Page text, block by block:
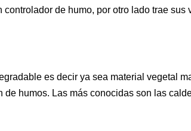
de humo, por otro lado trae
es decir ya sea material vegetal
humos. Las más conocidas son las